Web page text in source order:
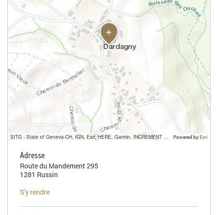
SITG - State of Geneva-CH, IGN, Esri, HERE, Garmin, INCREMENT P, USGS, METI/NASA Powered by Esri
Adresse
Route du Mandement 295
1281 Russin
S'y rendre